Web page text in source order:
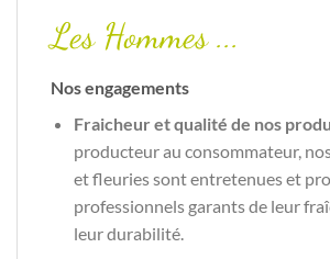
Les Hommes ...
Nos engagements
Fraicheur et qualité de nos
producteur au consommateur,
et fleuries sont entretenues et
professionnels garants de leur
leur durabilité.